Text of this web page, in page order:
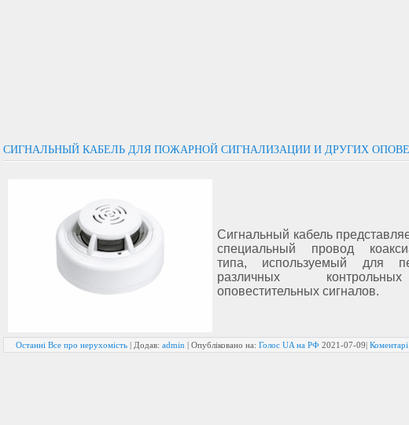
СИГНАЛЬНЫЙ КАБЕЛЬ ДЛЯ ПОЖАРНОЙ СИГНАЛИЗАЦИИ И ДРУГИХ
Сигнальный кабель
специальный провод
типа, используемый для
различных
оповестительных сигналов.
Останні Все про нерухомість | Додав: admin | Опубліковано на: Голос UA на РФ 2021-07-09|